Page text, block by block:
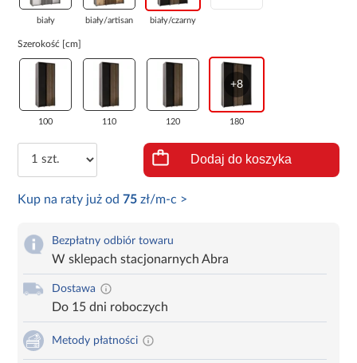
biały biały/artisan biały/czarny
Szerokość [cm]
100 110 120
+8
180
Dodaj do koszyka
Kup na raty już od75 zł/m-c >
Bezpłatny odbiór towaru
W sklepach stacjonarnych Abra
Dostawa
Do 15 dni roboczych
Metody płatności